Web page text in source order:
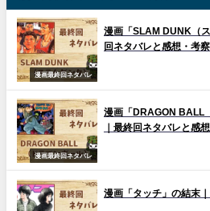
漫画最終回ネタバレ
漫画「SLAM DUNK（
回ネタバレと感想・考察
漫画最終回ネタバレ
漫画「DRAGON BALL
｜最終回ネタバレと感
漫画「タッチ」の結末